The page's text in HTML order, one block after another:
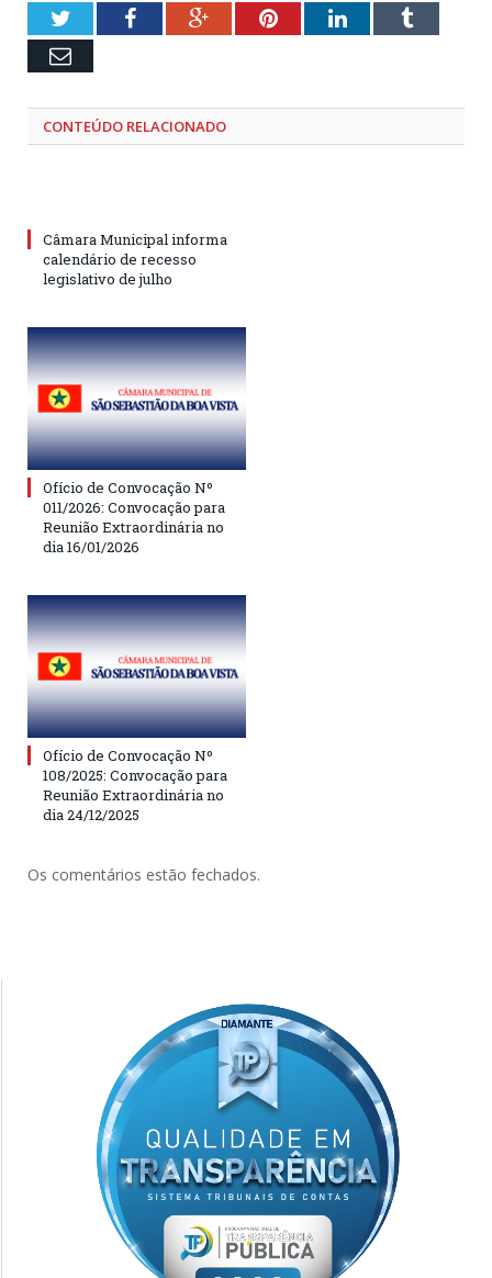
TwitterFacebookGoogle+PinterestLinkedInTumblr
Email
CONTEÚDO RELACIONADO
Câmara Municipal informa
calendário de recesso
legislativo de julho
Ofício de Convocação Nº
011/2026: Convocação para
Reunião Extraordinária no
dia 16/01/2026
Ofício de Convocação Nº
108/2025: Convocação para
Reunião Extraordinária no
dia 24/12/2025
Os comentários estão fechados.